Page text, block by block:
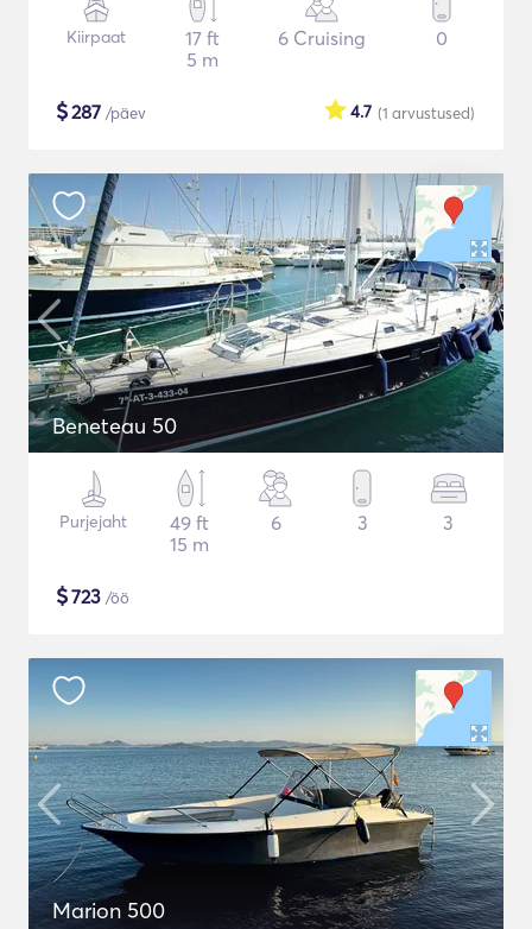
Kiirpaat
17 ft
5 m
6 Cruising 0
$287 /päev (1 arvustused)
4.7
Beneteau 50
Purjejaht
49 ft
15 m
6 3 3
$723 /öö
Marion 500